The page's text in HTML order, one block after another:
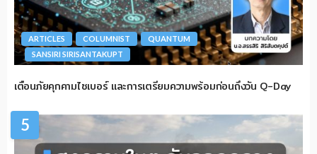
ARTICLES COLUMNIST
QUANTUM
SANSIRI SIRISANTAKUPT
เตือนภัยคุกคามไซเบอร์ และการเตรียมความพร้อมก่อนถึงวัน Q-Day
5